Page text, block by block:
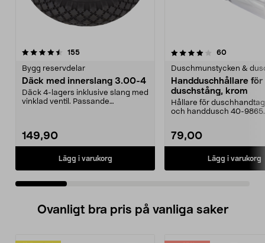
155recensioner
Bygg reservdelar
Däck med innerslang 3.00-4
Däck 4-lagers inklusive slang med
vinklad ventil. Passande
149,90
Lägg i varukorg
4.0 av 5 stjärnor 60
Duschmunstycken &
Handduschhållare
duschstång, krom
Hållare för
och handdusch 40-
79,00
Lägg i varukorg
4.0 av 5 stjärnor
Ovanligt bra pris på vanliga saker